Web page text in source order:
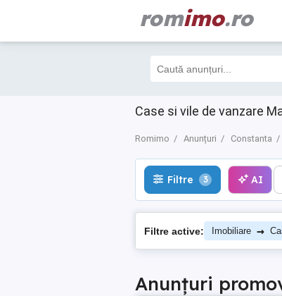
romimo.ro
Case si vile de vanzare
Romimo Anunțuri Constanta
Filtre 3 AI
Filtre 3 AI
Filtre active: Imobiliare →
Anunțuri